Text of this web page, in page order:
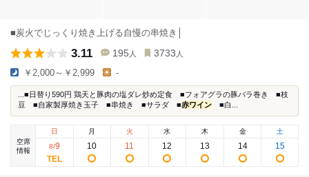
■炭火でじっくり焼き上げる自慢の串焼き│
3.11 195 人 3733 人
￥2,000～￥2,999 -
...■日替り590円 鶏天と豚肉の塩ダレ炒め定食 ■フォアグラの豚バラ巻き ■枝
豆 ■自家製厚焼き玉子 ■串焼き ■サラダ ■赤ワイン ■白...
空席
情報
日
8/9
月
10
火
11
水
12
木
13
金
14
土
15